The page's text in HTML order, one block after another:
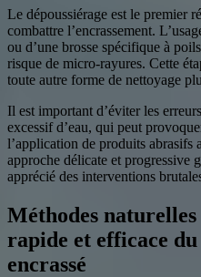
Le dépoussiérage est le premier
combattre l’encrassement.
ou d’une brosse spécifique à
risque de micro-rayures. Cette
toute autre forme de nettoyage
Il est important d’éviter les
excessif d’eau, qui peut
l’application de produits abrasifs
approche délicate et progressive
apprécié des interventions
Méthodes
rapide et efficace
encrassé